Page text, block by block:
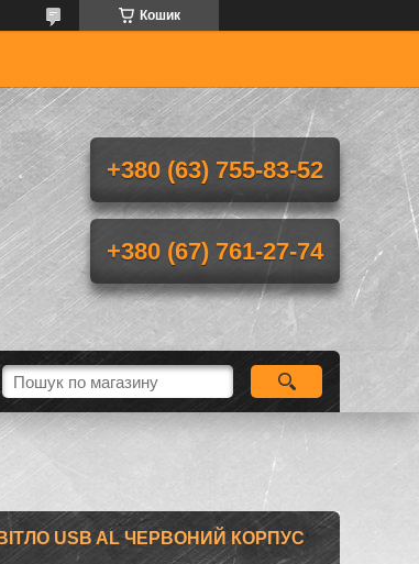
Кошик
+380 (63) 755-83-52
+380 (67) 761-27-74
USB AL ЧЕРВОНИЙ КОРПУС